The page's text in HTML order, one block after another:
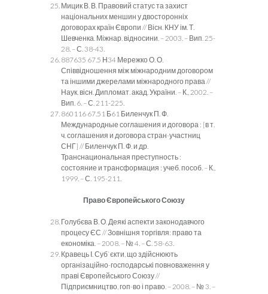
Мицик В. В. Правовий статус та захист
національних меншин у двосторонніх
договорах країн Європи // Вісн. КНУ ім. Т.
Шевченка. Міжнар. відносини. – 2003. – Вип. 25-
28. – С. 38-43.
887635 67.5 Н34 Мережко О. О.
Співвідношення між міжнародним договором
та іншими джерелами міжнародного права //
Наук. вісн. Дипломат. акад. України. – К., 2002. –
Вип. 6. – С. 211-225.
860116 67.51 Б61 Биленчук П. Ф.
Международные соглашения и договора : [в т.
ч. соглашения и договора стран-участниц
СНГ] // Биленчук П. Ф. и др.
Транснациональная преступность :
состояние и трансформация : учеб. пособ. – К.,
1999. – С. 195-211.
Право Європейського Союзу
Голубєва В. О. Деякі аспекти законодавчого
процесу ЄС // Зовнішня торгівля: право та
економіка. – 2008. – № 4. – С. 58-63.
Кравець І. Суб`єкти, що здійснюють
організаційно-господарські повноваження у
праві Європейського Союзу //
Підприємництво, гоп-во і право. – 2008. – № 3. –